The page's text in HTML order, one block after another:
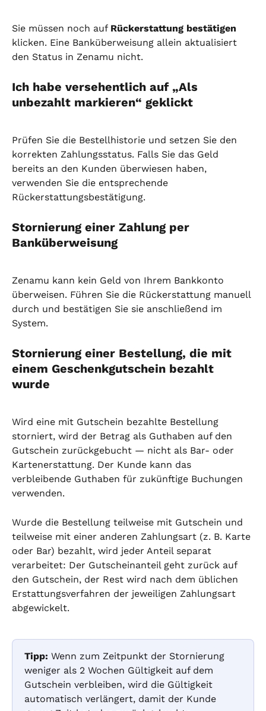
Sie müssen noch auf Rückerstattung bestätigen
klicken. Eine Banküberweisung allein aktualisiert
den Status in Zenamu nicht.
Ich habe versehentlich auf „Als
unbezahlt markieren“ geklickt
Prüfen Sie die Bestellhistorie und setzen Sie den
korrekten Zahlungsstatus. Falls Sie das Geld
bereits an den Kunden überwiesen haben,
verwenden Sie die entsprechende
Rückerstattungsbestätigung.
Stornierung einer Zahlung per
Banküberweisung
Zenamu kann kein Geld von Ihrem Bankkonto
überweisen. Führen Sie die Rückerstattung manuell
durch und bestätigen Sie sie anschließend im
System.
Stornierung einer Bestellung, die mit
einem Geschenkgutschein bezahlt
wurde
Wird eine mit Gutschein bezahlte Bestellung
storniert, wird der Betrag als Guthaben auf den
Gutschein zurückgebucht — nicht als Bar- oder
Kartenerstattung. Der Kunde kann das
verbleibende Guthaben für zukünftige Buchungen
verwenden.
Wurde die Bestellung teilweise mit Gutschein und
teilweise mit einer anderen Zahlungsart (z. B. Karte
oder Bar) bezahlt, wird jeder Anteil separat
verarbeitet: Der Gutscheinanteil geht zurück auf
den Gutschein, der Rest wird nach dem üblichen
Erstattungsverfahren der jeweiligen Zahlungsart
abgewickelt.
Tipp: Wenn zum Zeitpunkt der Stornierung
weniger als 2 Wochen Gültigkeit auf dem
Gutschein verbleiben, wird die Gültigkeit
automatisch verlängert, damit der Kunde